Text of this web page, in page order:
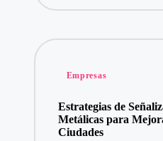
Publicado
Empresas
Estrategias de
Metálicas para
Ciudades